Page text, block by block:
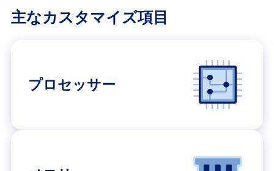
主なカスタマイズ項目
プロセッサー